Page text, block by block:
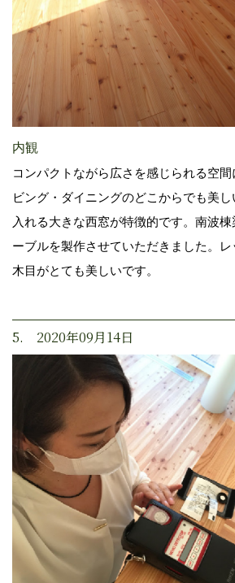
内観
コンパクトながら広さを感じられる空間
ビング・ダイニングのどこからでも美
入れる大きな西窓が特徴的です。南波
ーブルを製作させていただきました。
木目がとても美しいです。
5. 2020年09月14日